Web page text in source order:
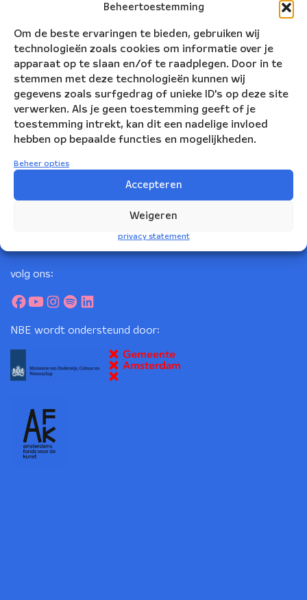
Beheertoestemming
Om de beste ervaringen te bieden, gebruiken wij
technologieën zoals cookies om informatie over je
apparaat op te slaan en/of te raadplegen. Door in te
stemmen met deze technologieën kunnen wij
gegevens zoals surfgedrag of unieke ID's op deze site
verwerken. Als je geen toestemming geeft of je
toestemming intrekt, kan dit een nadelige invloed
hebben op bepaalde functies en mogelijkheden.
Beheer opties
Accepteren
Weigeren
privacy statement
Nederlands Blazers Ensemble
Korte Leidsedwarsstraat 12
volg ons:
NBE wordt ondersteund door: